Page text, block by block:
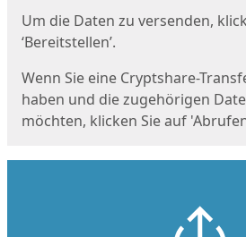
Um die Daten zu versenden,
‘Bereitstellen’.
Wenn Sie eine Cryptshare-
haben und die zugehörigen
möchten, klicken Sie auf